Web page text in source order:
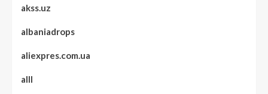
akss.uz
albaniadrops
aliexpres.com.ua
alll